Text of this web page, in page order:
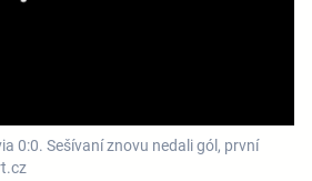
0:0. Sešívaní znovu nedali gól, první